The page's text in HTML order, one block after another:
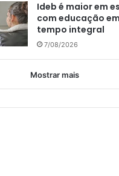
Ideb é maior em
com educação em
tempo integral
7/08/2026
Mostrar mais